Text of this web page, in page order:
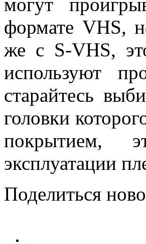
формате VHS,
же с S-VHS,
используют
старайтесь
головки
покрытием,
эксплуатации
Поделиться